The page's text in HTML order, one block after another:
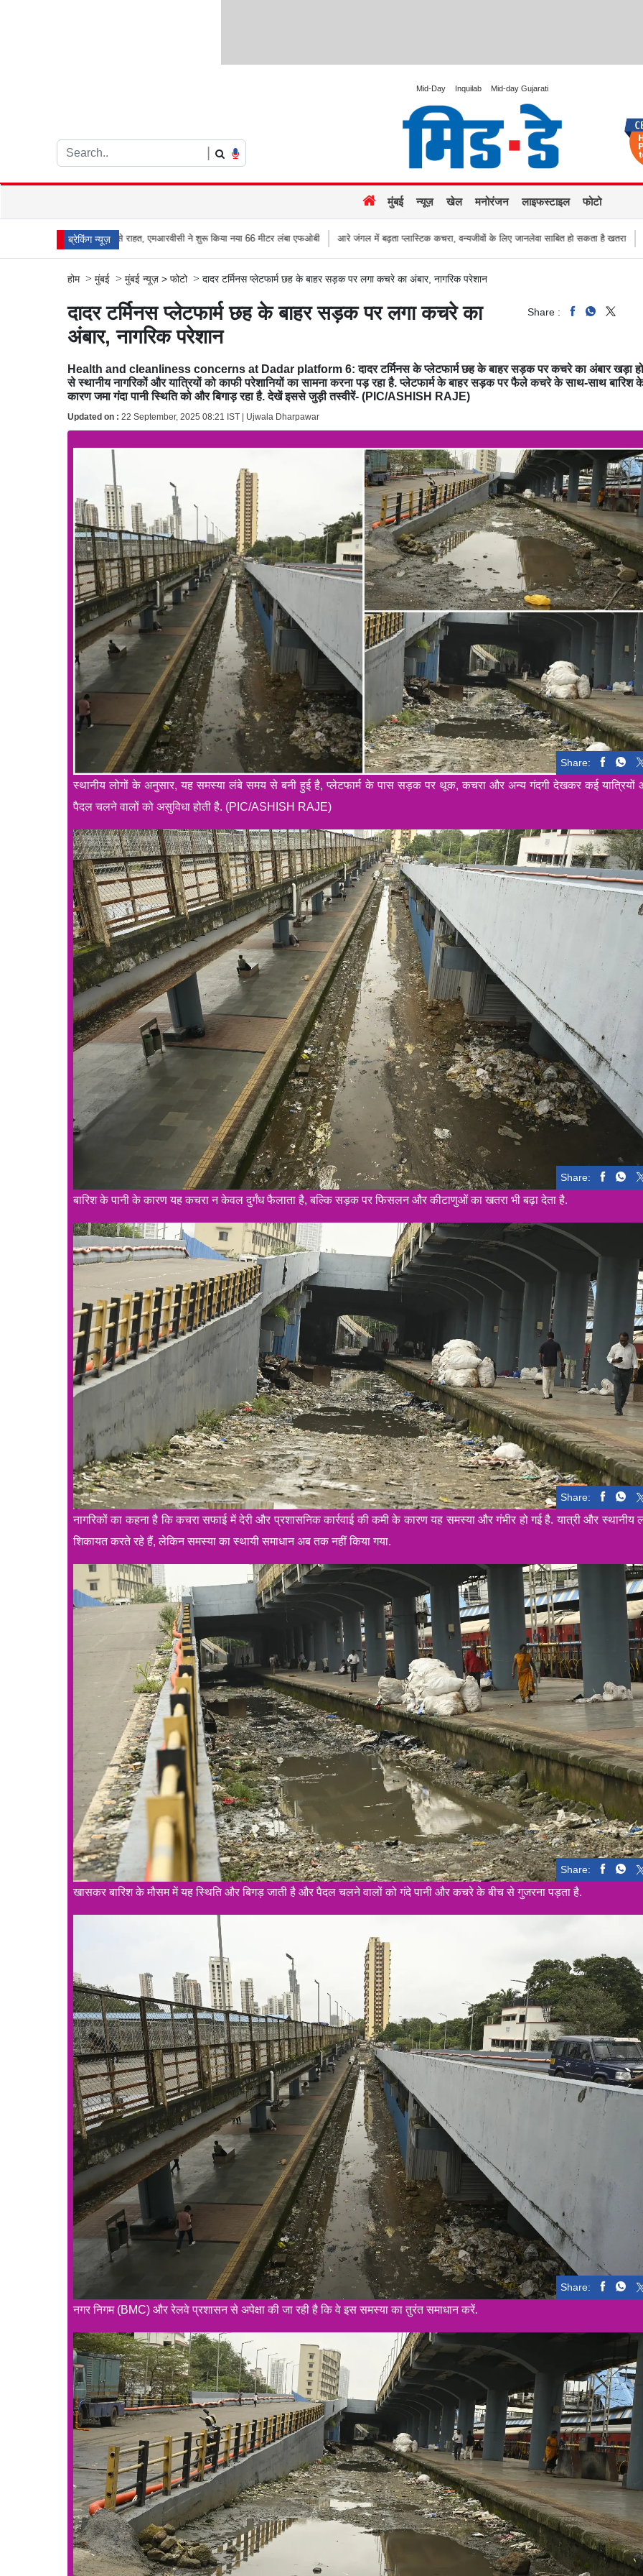
Mid-Day Inquilab Mid-day Gujarati
मुंबई न्यूज़ खेल मनोरंजन लाइफस्टाइल फोटो
ब्रेकिंग न्यूज़
से राहत, एमआरवीसी ने शुरू किया नया 66 मीटर लंबा एफओबी आरे जंगल में बढ़ता प्लास्टिक कचरा, वन्यजीवों के लिए जानलेवा साबित हो सकता है खतरा हजारों की संख्या में सड़कों पर
होम > मुंबई > मुंबई न्यूज़ > फोटो > दादर टर्मिनस प्लेटफार्म छह के बाहर सड़क पर लगा कचरे का अंबार, नागरिक परेशान
दादर टर्मिनस प्लेटफार्म छह के बाहर सड़क पर लगा कचरे का
अंबार, नागरिक परेशान
Share :
Health and cleanliness concerns at Dadar platform 6: दादर टर्मिनस के प्लेटफार्म छह के बाहर सड़क पर कचरे का अंबार खड़ा
से स्थानीय नागरिकों और यात्रियों को काफी परेशानियों का सामना करना पड़ रहा है. प्लेटफार्म के बाहर सड़क पर फैले कचरे के साथ-साथ बारिश
कारण जमा गंदा पानी स्थिति को और बिगाड़ रहा है. देखें इससे जुड़ी तस्वीरें- (PIC/ASHISH RAJE)
Updated on : 22 September, 2025 08:21 IST | Ujwala Dharpawar
Share:
स्थानीय लोगों के अनुसार, यह समस्या लंबे समय से बनी हुई है, प्लेटफार्म के पास सड़क पर थूक, कचरा और अन्य गंदगी देखकर कई यात्रियों
पैदल चलने वालों को असुविधा होती है. (PIC/ASHISH RAJE)
Share:
बारिश के पानी के कारण यह कचरा न केवल दुर्गंध फैलाता है, बल्कि सड़क पर फिसलन और कीटाणुओं का खतरा भी बढ़ा देता है.
Share:
नागरिकों का कहना है कि कचरा सफाई में देरी और प्रशासनिक कार्रवाई की कमी के कारण यह समस्या और गंभीर हो गई है. यात्री और स्थानीय
शिकायत करते रहे हैं, लेकिन समस्या का स्थायी समाधान अब तक नहीं किया गया.
Share:
खासकर बारिश के मौसम में यह स्थिति और बिगड़ जाती है और पैदल चलने वालों को गंदे पानी और कचरे के बीच से गुजरना पड़ता है.
Share:
नगर निगम (BMC) और रेलवे प्रशासन से अपेक्षा की जा रही है कि वे इस समस्या का तुरंत समाधान करें.